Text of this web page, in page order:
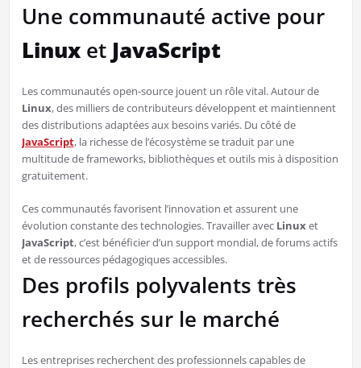
Une communauté active pour
Linuxet JavaScript
Les communautés open-source jouent un rôle vital. Autour de
Linux, des milliers de contributeurs développent et maintiennent
des distributions adaptées aux besoins variés. Du côté de
JavaScript, la richesse de l’écosystème se traduit par une
multitude de frameworks, bibliothèques et outils mis à disposition
gratuitement.
Ces communautés favorisent l’innovation et assurent une
évolution constante des technologies. Travailler avec Linux et
JavaScript, c’est bénéficier d’un support mondial, de forums actifs
et de ressources pédagogiques accessibles.
Des profils polyvalents très
recherchés sur le marché
Les entreprises recherchent des professionnels capables de